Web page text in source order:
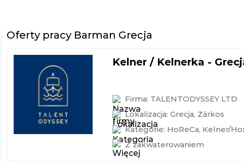
Oferty pracy Barman Grecja
Kelner / Kelnerka -
Firma: TALENTODYSSEY LTD
Lokalizacja: Grecja, Zárkos
Kategorie: HoReCa, Kelner/
Z zakwaterowaniem